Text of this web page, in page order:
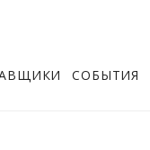
СОБЫТИЯ